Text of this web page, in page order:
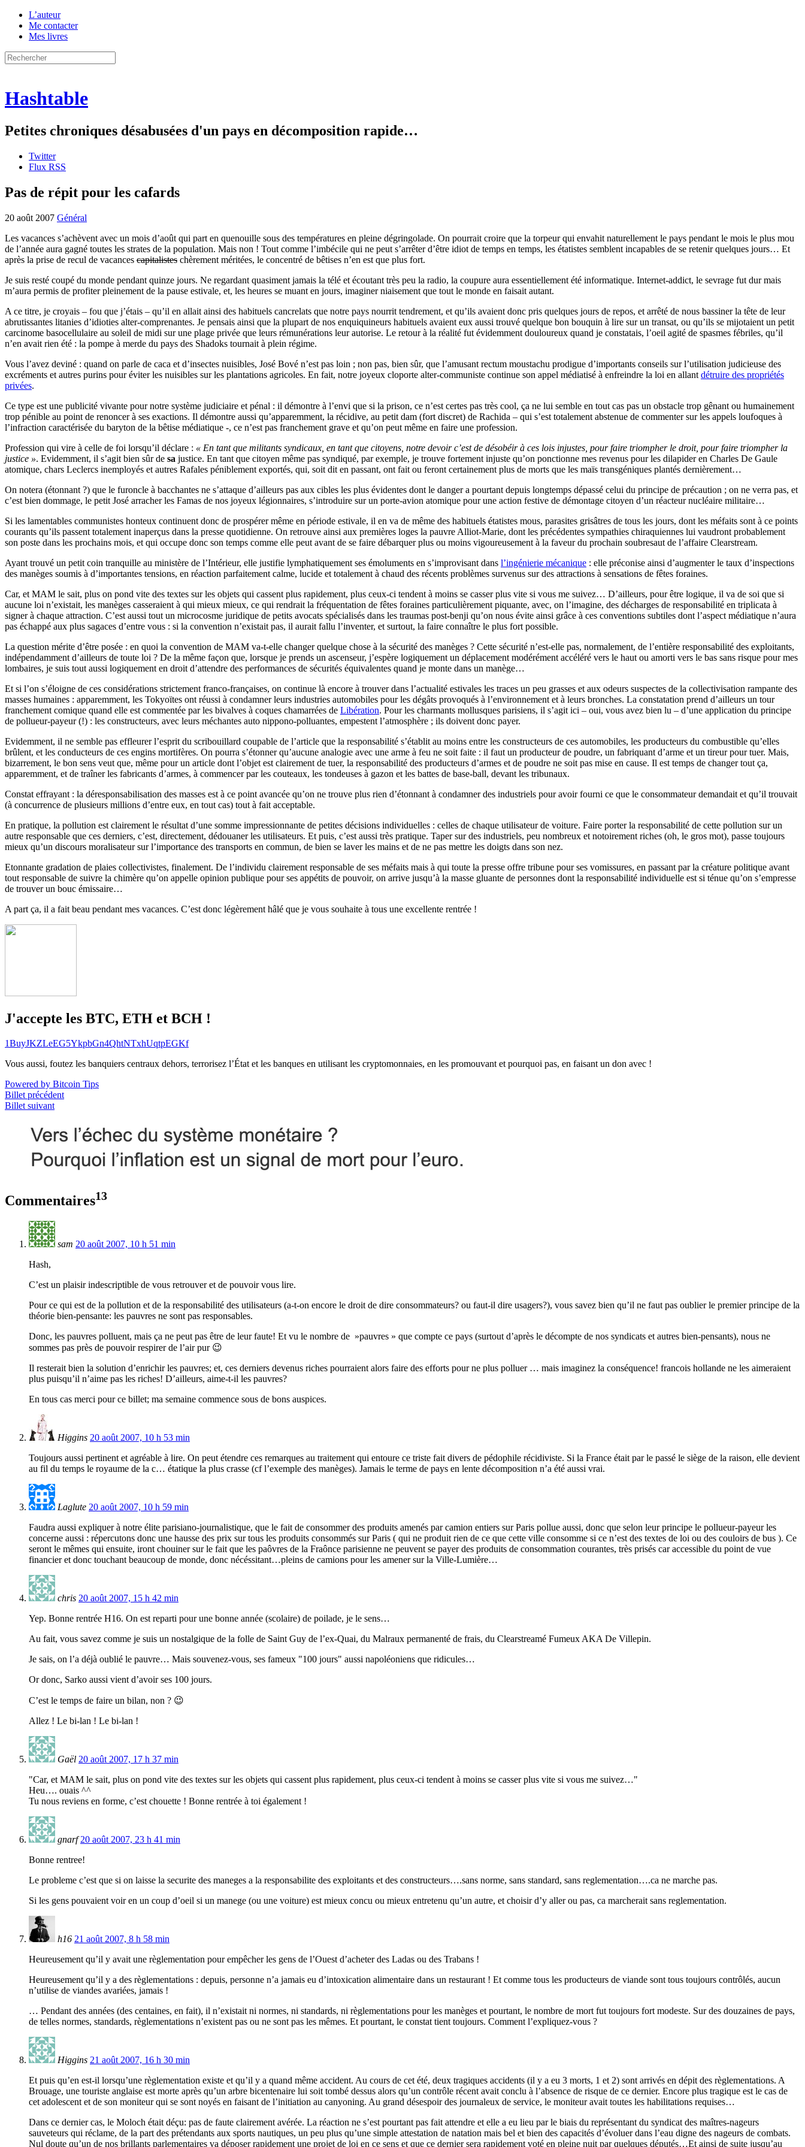
L’auteur
Me contacter
Mes livres
Hashtable
Petites chroniques désabusées d'un pays en décomposition rapide…
Twitter
Flux RSS
Pas de répit pour les cafards
20 août 2007 Général
Les vacances s’achèvent avec un mois d’août qui part en quenouille sous des températures en pleine dégringolade. On pourrait croire que la torpeur qui envahit naturellement le pays pendant le mois le plus mou
de l’année aura gagné toutes les strates de la population. Mais non ! Tout comme l’imbécile qui ne peut s’arrêter d’être idiot de temps en temps, les étatistes semblent incapables de se retenir quelques jours… Et
après la prise de recul de vacances capitalistes chèrement méritées, le concentré de bêtises n’en est que plus fort.
Je suis resté coupé du monde pendant quinze jours. Ne regardant quasiment jamais la télé et écoutant très peu la radio, la coupure aura essentiellement été informatique. Internet-addict, le sevrage fut dur mais
m’aura permis de profiter pleinement de la pause estivale, et, les heures se muant en jours, imaginer niaisement que tout le monde en faisait autant.
A ce titre, je croyais – fou que j’étais – qu’il en allait ainsi des habituels cancrelats que notre pays nourrit tendrement, et qu’ils avaient donc pris quelques jours de repos, et arrêté de nous bassiner la tête de leur
abrutissantes litanies d’idioties alter-comprenantes. Je pensais ainsi que la plupart de nos enquiquineurs habituels avaient eux aussi trouvé quelque bon bouquin à lire sur un transat, ou qu’ils se mijotaient un petit
carcinome basocellulaire au soleil de midi sur une plage privée que leurs rémunérations leur autorise. Le retour à la réalité fut évidemment douloureux quand je constatais, l’oeil agité de spasmes fébriles, qu’il
n’en avait rien été : la pompe à merde du pays des Shadoks tournait à plein régime.
Vous l’avez deviné : quand on parle de caca et d’insectes nuisibles, José Bové n’est pas loin ; non pas, bien sûr, que l’amusant rectum moustachu prodigue d’importants conseils sur l’utilisation judicieuse des
excréments et autres purins pour éviter les nuisibles sur les plantations agricoles. En fait, notre joyeux cloporte alter-communiste continue son appel médiatisé à enfreindre la loi en allant détruire des propriétés
privées.
Ce type est une publicité vivante pour notre système judiciaire et pénal : il démontre à l’envi que si la prison, ce n’est certes pas très cool, ça ne lui semble en tout cas pas un obstacle trop gênant ou humainement
trop pénible au point de renoncer à ses exactions. Il démontre aussi qu’apparemment, la récidive, au petit dam (fort discret) de Rachida – qui s’est totalement abstenue de commenter sur les appels loufoques à
l’infraction caractérisée du baryton de la bêtise médiatique -, ce n’est pas franchement grave et qu’on peut même en faire une profession.
Profession qui vire à celle de foi lorsqu’il déclare : « En tant que militants syndicaux, en tant que citoyens, notre devoir c’est de désobéir à ces lois injustes, pour faire triompher le droit, pour faire triompher la
justice ». Evidemment, il s’agit bien sûr de sa justice. En tant que citoyen même pas syndiqué, par exemple, je trouve fortement injuste qu’on ponctionne mes revenus pour les dilapider en Charles De Gaule
atomique, chars Leclercs inemployés et autres Rafales péniblement exportés, qui, soit dit en passant, ont fait ou feront certainement plus de morts que les maïs transgéniques plantés dernièrement…
On notera (étonnant ?) que le furoncle à bacchantes ne s’attaque d’ailleurs pas aux cibles les plus évidentes dont le danger a pourtant depuis longtemps dépassé celui du principe de précaution ; on ne verra pas, et
c’est bien dommage, le petit José arracher les Famas de nos joyeux légionnaires, s’introduire sur un porte-avion atomique pour une action festive de démontage citoyen d’un réacteur nucléaire militaire…
Si les lamentables communistes honteux continuent donc de prospérer même en période estivale, il en va de même des habituels étatistes mous, parasites grisâtres de tous les jours, dont les méfaits sont à ce points
courants qu’ils passent totalement inaperçus dans la presse quotidienne. On retrouve ainsi aux premières loges la pauvre Alliot-Marie, dont les précédentes sympathies chiraquiennes lui vaudront probablement
son poste dans les prochains mois, et qui occupe donc son temps comme elle peut avant de se faire débarquer plus ou moins vigoureusement à la faveur du prochain soubresaut de l’affaire Clearstream.
Ayant trouvé un petit coin tranquille au ministère de l’Intérieur, elle justifie lymphatiquement ses émoluments en s’improvisant dans l’ingénierie mécanique : elle préconise ainsi d’augmenter le taux d’inspections
des manèges soumis à d’importantes tensions, en réaction parfaitement calme, lucide et totalement à chaud des récents problèmes survenus sur des attractions à sensations de fêtes foraines.
Car, et MAM le sait, plus on pond vite des textes sur les objets qui cassent plus rapidement, plus ceux-ci tendent à moins se casser plus vite si vous me suivez… D’ailleurs, pour être logique, il va de soi que si
aucune loi n’existait, les manèges casseraient à qui mieux mieux, ce qui rendrait la fréquentation de fêtes foraines particulièrement piquante, avec, on l’imagine, des décharges de responsabilité en triplicata à
signer à chaque attraction. C’est aussi tout un microcosme juridique de petits avocats spécialisés dans les traumas post-benji qu’on nous évite ainsi grâce à ces conventions subtiles dont l’aspect médiatique n’aura
pas échappé aux plus sagaces d’entre vous : si la convention n’existait pas, il aurait fallu l’inventer, et surtout, la faire connaître le plus fort possible.
La question mérite d’être posée : en quoi la convention de MAM va-t-elle changer quelque chose à la sécurité des manèges ? Cette sécurité n’est-elle pas, normalement, de l’entière responsabilité des exploitants,
indépendamment d’ailleurs de toute loi ? De la même façon que, lorsque je prends un ascenseur, j’espère logiquement un déplacement modérément accéléré vers le haut ou amorti vers le bas sans risque pour mes
lombaires, je suis tout aussi logiquement en droit d’attendre des performances de sécurités équivalentes quand je monte dans un manège…
Et si l’on s’éloigne de ces considérations strictement franco-françaises, on continue là encore à trouver dans l’actualité estivales les traces un peu grasses et aux odeurs suspectes de la collectivisation rampante des
masses humaines : apparemment, les Tokyoïtes ont réussi à condamner leurs industries automobiles pour les dégâts provoqués à l’environnement et à leurs bronches. La constatation prend d’ailleurs un tour
franchement comique quand elle est commentée par les bivalves à coques chamarrées de Libération. Pour les charmants mollusques parisiens, il s’agit ici – oui, vous avez bien lu – d’une application du principe
de pollueur-payeur (!) : les constructeurs, avec leurs méchantes auto nippono-polluantes, empestent l’atmosphère ; ils doivent donc payer.
Evidemment, il ne semble pas effleurer l’esprit du scribouillard coupable de l’article que la responsabilité s’établit au moins entre les constructeurs de ces automobiles, les producteurs du combustible qu’elles
brûlent, et les conducteurs de ces engins mortifères. On pourra s’étonner qu’aucune analogie avec une arme à feu ne soit faite : il faut un producteur de poudre, un fabriquant d’arme et un tireur pour tuer. Mais,
bizarrement, le bon sens veut que, même pour un article dont l’objet est clairement de tuer, la responsabilité des producteurs d’armes et de poudre ne soit pas mise en cause. Il est temps de changer tout ça,
apparemment, et de traîner les fabricants d’armes, à commencer par les couteaux, les tondeuses à gazon et les battes de base-ball, devant les tribunaux.
Constat effrayant : la déresponsabilisation des masses est à ce point avancée qu’on ne trouve plus rien d’étonnant à condamner des industriels pour avoir fourni ce que le consommateur demandait et qu’il trouvait
(à concurrence de plusieurs millions d’entre eux, en tout cas) tout à fait acceptable.
En pratique, la pollution est clairement le résultat d’une somme impressionnante de petites décisions individuelles : celles de chaque utilisateur de voiture. Faire porter la responsabilité de cette pollution sur un
autre responsable que ces derniers, c’est, directement, dédouaner les utilisateurs. Et puis, c’est aussi très pratique. Taper sur des industriels, peu nombreux et notoirement riches (oh, le gros mot), passe toujours
mieux qu’un discours moralisateur sur l’importance des transports en commun, de bien se laver les mains et de ne pas mettre les doigts dans son nez.
Etonnante gradation de plaies collectivistes, finalement. De l’individu clairement responsable de ses méfaits mais à qui toute la presse offre tribune pour ses vomissures, en passant par la créature politique avant
tout responsable de suivre la chimère qu’on appelle opinion publique pour ses appétits de pouvoir, on arrive jusqu’à la masse gluante de personnes dont la responsabilité individuelle est si ténue qu’on s’empresse
de trouver un bouc émissaire…
A part ça, il a fait beau pendant mes vacances. C’est donc légèrement hâlé que je vous souhaite à tous une excellente rentrée !
J'accepte les BTC, ETH et BCH !
1BuyJKZLeEG5YkpbGn4QhtNTxhUqtpEGKf
Vous aussi, foutez les banquiers centraux dehors, terrorisez l’État et les banques en utilisant les cryptomonnaies, en les promouvant et pourquoi pas, en faisant un don avec !
Powered by Bitcoin Tips
Billet précédent
Billet suivant
Commentaires13
sam 20 août 2007, 10 h 51 min
Hash,
C’est un plaisir indescriptible de vous retrouver et de pouvoir vous lire.
Pour ce qui est de la pollution et de la responsabilité des utilisateurs (a-t-on encore le droit de dire consommateurs? ou faut-il dire usagers?), vous savez bien qu’il ne faut pas oublier le premier principe de la
théorie bien-pensante: les pauvres ne sont pas responsables.
Donc, les pauvres polluent, mais ça ne peut pas être de leur faute! Et vu le nombre de »pauvres » que compte ce pays (surtout d’après le décompte de nos syndicats et autres bien-pensants), nous ne
sommes pas près de pouvoir respirer de l’air pur 😉
Il resterait bien la solution d’enrichir les pauvres; et, ces derniers devenus riches pourraient alors faire des efforts pour ne plus polluer … mais imaginez la conséquence! francois hollande ne les aimeraient
plus puisqu’il n’aime pas les riches! D’ailleurs, aime-t-il les pauvres?
En tous cas merci pour ce billet; ma semaine commence sous de bons auspices.
Higgins 20 août 2007, 10 h 53 min
Toujours aussi pertinent et agréable à lire. On peut étendre ces remarques au traitement qui entoure ce triste fait divers de pédophile récidiviste. Si la France était par le passé le siège de la raison, elle devient
au fil du temps le royaume de la c… étatique la plus crasse (cf l’exemple des manèges). Jamais le terme de pays en lente décomposition n’a été aussi vrai.
Laglute 20 août 2007, 10 h 59 min
Faudra aussi expliquer à notre élite parisiano-journalistique, que le fait de consommer des produits amenés par camion entiers sur Paris pollue aussi, donc que selon leur principe le pollueur-payeur les
concerne aussi : répercutons donc une hausse des prix sur tous les produits consommés sur Paris ( qui ne produit rien de ce que cette ville consomme si ce n’est des textes de loi ou des couloirs de bus ). Ce
seront le mêmes qui ensuite, iront chouiner sur le fait que les paôvres de la Fraônce parisienne ne peuvent se payer des produits de consommation courantes, très prisés car accessible du point de vue
financier et donc touchant beaucoup de monde, donc nécéssitant…pleins de camions pour les amener sur la Ville-Lumière…
chris 20 août 2007, 15 h 42 min
Yep. Bonne rentrée H16. On est reparti pour une bonne année (scolaire) de poilade, je le sens…
Au fait, vous savez comme je suis un nostalgique de la folle de Saint Guy de l’ex-Quai, du Malraux permanenté de frais, du Clearstreamé Fumeux AKA De Villepin.
Je sais, on l’a déjà oublié le pauvre… Mais souvenez-vous, ses fameux "100 jours" aussi napoléoniens que ridicules…
Or donc, Sarko aussi vient d’avoir ses 100 jours.
C’est le temps de faire un bilan, non ? 😉
Allez ! Le bi-lan ! Le bi-lan !
Gaël 20 août 2007, 17 h 37 min
"Car, et MAM le sait, plus on pond vite des textes sur les objets qui cassent plus rapidement, plus ceux-ci tendent à moins se casser plus vite si vous me suivez…"
Heu…. ouais ^^
Tu nous reviens en forme, c’est chouette ! Bonne rentrée à toi également !
gnarf 20 août 2007, 23 h 41 min
Bonne rentree!
Le probleme c’est que si on laisse la securite des maneges a la responsabilite des exploitants et des constructeurs….sans norme, sans standard, sans reglementation….ca ne marche pas.
Si les gens pouvaient voir en un coup d’oeil si un manege (ou une voiture) est mieux concu ou mieux entretenu qu’un autre, et choisir d’y aller ou pas, ca marcherait sans reglementation.
h16 21 août 2007, 8 h 58 min
Heureusement qu’il y avait une règlementation pour empêcher les gens de l’Ouest d’acheter des Ladas ou des Trabans !
Heureusement qu’il y a des règlementations : depuis, personne n’a jamais eu d’intoxication alimentaire dans un restaurant ! Et comme tous les producteurs de viande sont tous toujours contrôlés, aucun
n’utilise de viandes avariées, jamais !
… Pendant des années (des centaines, en fait), il n’existait ni normes, ni standards, ni règlementations pour les manèges et pourtant, le nombre de mort fut toujours fort modeste. Sur des douzaines de pays,
de telles normes, standards, règlementations n’existent pas ou ne sont pas les mêmes. Et pourtant, le constat tient toujours. Comment l’expliquez-vous ?
Higgins 21 août 2007, 16 h 30 min
Et puis qu’en est-il lorsqu’une règlementation existe et qu’il y a quand même accident. Au cours de cet été, deux tragiques accidents (il y a eu 3 morts, 1 et 2) sont arrivés en dépit des règlementations. A
Brouage, une touriste anglaise est morte après qu’un arbre bicentenaire lui soit tombé dessus alors qu’un contrôle récent avait conclu à l’absence de risque de ce dernier. Encore plus tragique est le cas de
cet adolescent et de son moniteur qui se sont noyés en faisant de l’initiation au canyoning. Au grand désespoir des journaleux de service, le moniteur avait toutes les habilitations requises…
Dans ce dernier cas, le Moloch était déçu: pas de faute clairement avérée. La réaction ne s’est pourtant pas fait attendre et elle a eu lieu par le biais du représentant du syndicat des maîtres-nageurs
sauveteurs qui réclame, de la part des prétendants aux sports nautiques, un peu plus qu’une simple attestation de natation mais bel et bien des capacités d’évoluer dans l’eau digne des nageurs de combats.
Nul doute qu’un de nos brillants parlementaires va déposer rapidement une projet de loi en ce sens et que ce dernier sera rapidement voté en pleine nuit par quelques députés…Et ainsi de suite jusqu’au